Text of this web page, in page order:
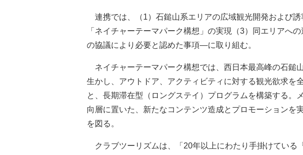
連携では、（1）石鎚山系エリアの広域観光開発および誘
「ネイチャーテーマパーク構想」の実現（3）同エリアへ
の協議により必要と認めた事項―に取り組む。
ネイチャーテーマパーク構想では、西日本最高峰の石鎚
生かし、アウトドア、アクティビティに対する観光欲求を
と、長期滞在型（ロングステイ）プログラムを構築する。
向層に置いた、新たなコンテンツ造成とプロモーションを
を図る。
クラブツーリズムは、「20年以上にわたり手掛けている